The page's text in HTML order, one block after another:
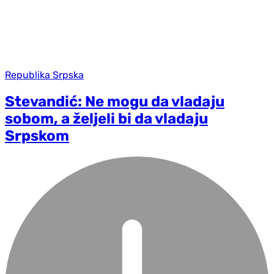
Republika Srpska
Stevandić: Ne mogu da vladaju
sobom, a željeli bi da vladaju
Srpskom